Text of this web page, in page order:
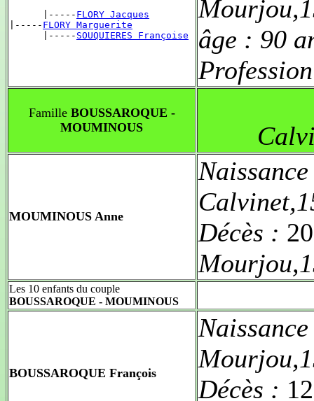
      |-----
FLORY Jacques
|----- FLORY Marguerite
      |-----
SOUQUIERES Françoise
âge : 90
FamilleBOUSSAROQUE -
MOUMINOUS
MOUMINOUS Anne
Décès :
Les 10 enfants du couple
BOUSSAROQUE - MOUMINOUS
BOUSSAROQUE François
Décès :